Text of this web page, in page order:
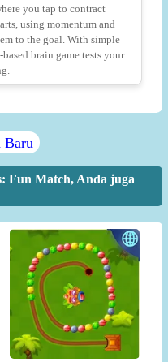
you tap to contract
using momentum and
to the goal. With simple
brain game tests your
Baru
Fun Match, Anda juga